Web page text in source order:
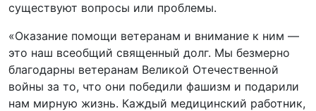
существуют вопросы или проблемы.
«Оказание помощи ветеранам и внимание к ним —
это наш всеобщий священный долг. Мы безмерно
благодарны ветеранам Великой Отечественной
войны за то, что они победили фашизм и подарили
нам мирную жизнь. Каждый медицинский работник,